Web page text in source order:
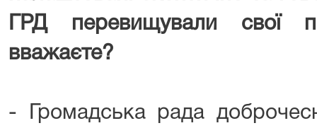
ГРД перевищували свої
вважаєте?
- Громадська рада